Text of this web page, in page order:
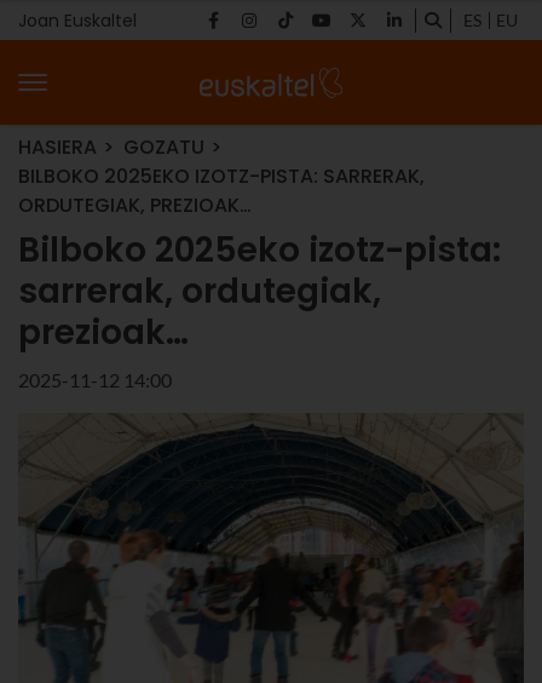
Joan Euskaltel ES EU
HASIERA
GOZATU
BILBOKO 2025EKO IZOTZ-PISTA: SARRERAK,
ORDUTEGIAK, PREZIOAK…
Bilboko 2025eko izotz-pista:
sarrerak, ordutegiak,
prezioak…
2025-11-12 14:00